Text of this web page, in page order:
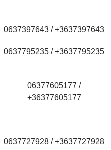
0637397643 / +3637397643
0637795235 / +3637795235
06377605177 /
+36377605177
0637727928 / +3637727928